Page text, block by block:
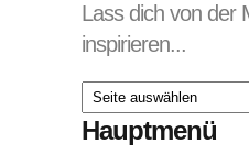
Lass dich von der
inspirieren...
Hauptmenü